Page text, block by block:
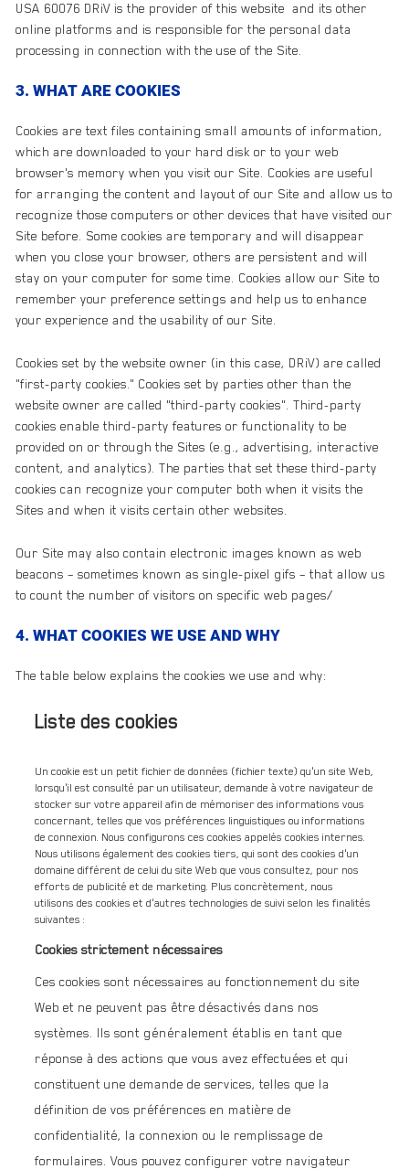
USA 60076 DRiV is the provider of this website and its other
online platforms and is responsible for the personal data
processing in connection with the use of the Site.
3. WHAT ARE COOKIES
Cookies are text files containing small amounts of information,
which are downloaded to your hard disk or to your web
browser's memory when you visit our Site. Cookies are useful
for arranging the content and layout of our Site and allow us to
recognize those computers or other devices that have visited our
Site before. Some cookies are temporary and will disappear
when you close your browser, others are persistent and will
stay on your computer for some time. Cookies allow our Site to
remember your preference settings and help us to enhance
your experience and the usability of our Site.
Cookies set by the website owner (in this case, DRiV) are called
"first-party cookies." Cookies set by parties other than the
website owner are called "third-party cookies". Third-party
cookies enable third-party features or functionality to be
provided on or through the Sites (e.g., advertising, interactive
content, and analytics). The parties that set these third-party
cookies can recognize your computer both when it visits the
Sites and when it visits certain other websites.
Our Site may also contain electronic images known as web
beacons – sometimes known as single-pixel gifs – that allow us
to count the number of visitors on specific web pages/
4. WHAT COOKIES WE USE AND WHY
The table below explains the cookies we use and why:
Liste des cookies
Un cookie est un petit fichier de données (fichier texte) qu'un site Web,
lorsqu'il est consulté par un utilisateur, demande à votre navigateur de
stocker sur votre appareil afin de mémoriser des informations vous
concernant, telles que vos préférences linguistiques ou informations
de connexion. Nous configurons ces cookies appelés cookies internes.
Nous utilisons également des cookies tiers, qui sont des cookies d'un
domaine différent de celui du site Web que vous consultez, pour nos
efforts de publicité et de marketing. Plus concrètement, nous
utilisons des cookies et d'autres technologies de suivi selon les finalités
suivantes :
Cookies strictement nécessaires
Ces cookies sont nécessaires au fonctionnement du site
Web et ne peuvent pas être désactivés dans nos
systèmes. Ils sont généralement établis en tant que
réponse à des actions que vous avez effectuées et qui
constituent une demande de services, telles que la
définition de vos préférences en matière de
confidentialité, la connexion ou le remplissage de
formulaires. Vous pouvez configurer votre navigateur